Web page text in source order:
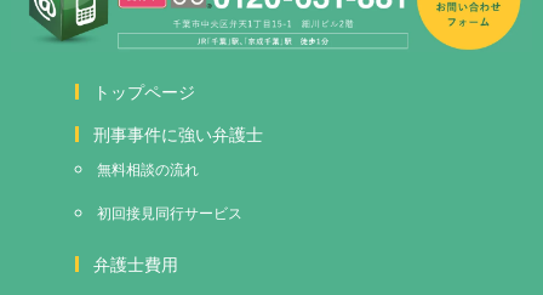
トップページ
刑事事件に強い弁護士
無料相談の流れ
初回接見 同行サービス
弁護士費用